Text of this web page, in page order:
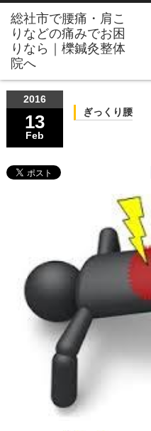
2016
13
Feb
ぎっくり腰